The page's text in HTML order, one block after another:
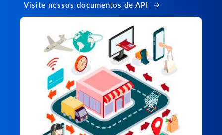
Visite nossos documentos de API